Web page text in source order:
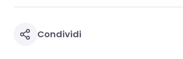
Condividi